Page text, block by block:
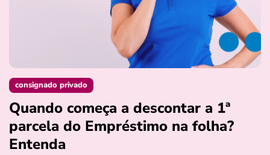
consignado privado
Quando começa a descontar a 1ª
parcela do Empréstimo na folha?
Entenda